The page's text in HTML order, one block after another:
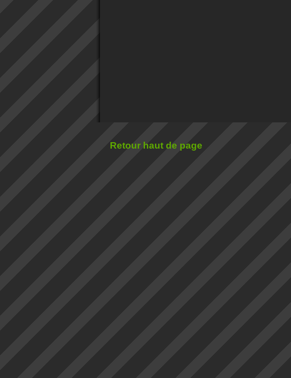
Retour haut de page